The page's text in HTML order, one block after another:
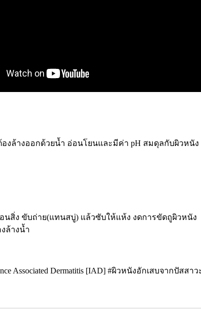
งล้างออกด้วยน้ำ อ่อนโยนและมีค่า pH สมดุลกับผิวหนั
สิ่ง ขับถ่าย(แทนสบู่) แล้วซับให้แห้ง งดการขัดถูผิวหนัง
ล้างน้ำ
Associated Dermatitis [IAD] #ผิวหนังอักเสบจากปัสสาว